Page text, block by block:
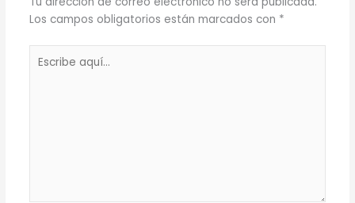
Los campos obligatorios están marcados con *
aquí...